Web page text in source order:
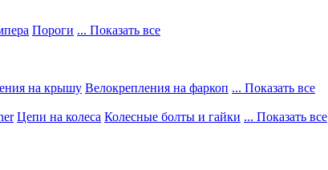
Пороги ... Показать все
на крышу Велокрепления на фаркоп ... Показать все
Цепи на колеса Колесные болты и гайки ... Показать все